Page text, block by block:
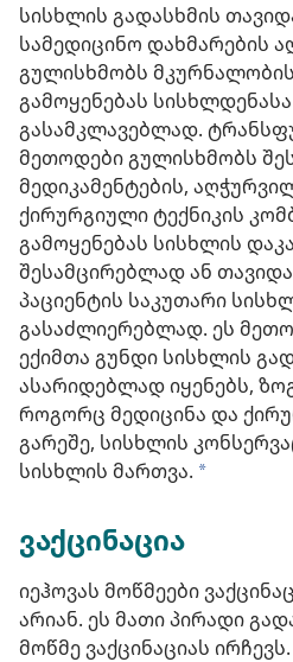
სისხლის გადასხმის
სამედიცინო დახმარების
გულისხმობს
გამოყენებას
გასამკლავებლად.
მეთოდები გულისხმობს
მედიკამენტების,
ქირურგიული ტექნიკის
გამოყენებას სისხლის
შესამცირებლად ან
პაციენტის საკუთარი
გასაძლიერებლად. ეს
ექიმთა გუნდი სისხლის
ასარიდებლად იყენებს,
როგორც მედიცინა და
გარეშე, სისხლის
სისხლის მართვა. a
ვაქცინაცია
იეჰოვას მოწმეები
არიან. ეს მათი პირადი
მოწმე ვაქცინაციას ირჩევს.